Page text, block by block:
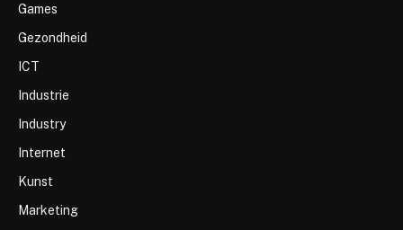
Games
Gezondheid
ICT
Industrie
Industry
Internet
Kunst
Marketing